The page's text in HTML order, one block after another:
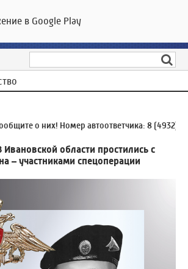
ГТРК «Ивтелерадио»
о них! Номер автоответчика:8 (4932)
Ивановской области простились с
– участниками спецоперации
в Google Play